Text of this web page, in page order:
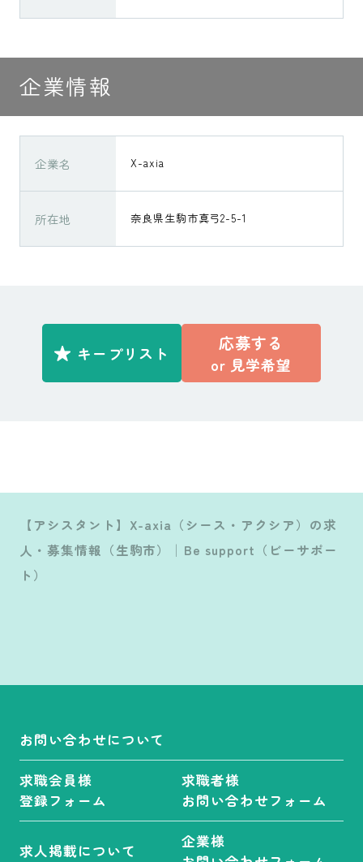
企業情報
企業名 X-axia
所在地 奈良県生駒市真弓2-5-1
キープリスト 応募する
or 見学希望
【アシスタント】X-axia（シース・アクシア）の求
人・募集情報（生駒市）│Be support（ビーサポー
ト）
お問い合わせについて
求職会員様
登録フォーム
求職者様
お問い合わせフォーム
求人掲載について
企業様